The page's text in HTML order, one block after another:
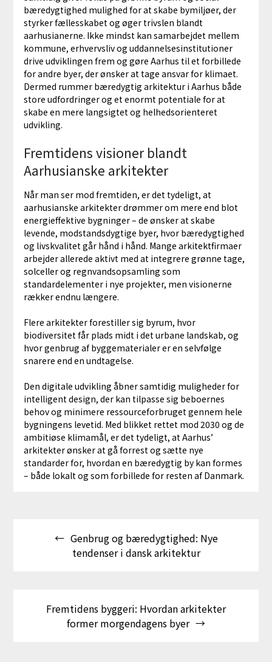
bæredygtighed mulighed for at skabe bymiljøer, der
styrker fællesskabet og øger trivslen blandt
aarhusianerne. Ikke mindst kan samarbejdet mellem
kommune, erhvervsliv og uddannelsesinstitutioner
drive udviklingen frem og gøre Aarhus til et forbillede
for andre byer, der ønsker at tage ansvar for klimaet.
Dermed rummer bæredygtig arkitektur i Aarhus både
store udfordringer og et enormt potentiale for at
skabe en mere langsigtet og helhedsorienteret
udvikling.
Fremtidens visioner blandt
Aarhusianske arkitekter
Når man ser mod fremtiden, er det tydeligt, at
aarhusianske arkitekter drømmer om mere end blot
energieffektive bygninger – de ønsker at skabe
levende, modstandsdygtige byer, hvor bæredygtighed
og livskvalitet går hånd i hånd. Mange arkitektfirmaer
arbejder allerede aktivt med at integrere grønne tage,
solceller og regnvandsopsamling som
standardelementer i nye projekter, men visionerne
rækker endnu længere.
Flere arkitekter forestiller sig byrum, hvor
biodiversitet får plads midt i det urbane landskab, og
hvor genbrug af byggematerialer er en selvfølge
snarere end en undtagelse.
Den digitale udvikling åbner samtidig muligheder for
intelligent design, der kan tilpasse sig beboernes
behov og minimere ressourceforbruget gennem hele
bygningens levetid. Med blikket rettet mod 2030 og de
ambitiøse klimamål, er det tydeligt, at Aarhus’
arkitekter ønsker at gå forrest og sætte nye
standarder for, hvordan en bæredygtig by kan formes
– både lokalt og som forbillede for resten af Danmark.
Genbrug og bæredygtighed: Nye
tendenser i dansk arkitektur
Fremtidens byggeri: Hvordan arkitekter
former morgendagens byer